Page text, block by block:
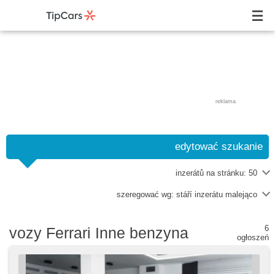
reklama
edytować szukanie
inzerátů na stránku: 50
szeregować wg: stáří inzerátu malejąco
vozy Ferrari Inne benzyna
6
ogłoszeń